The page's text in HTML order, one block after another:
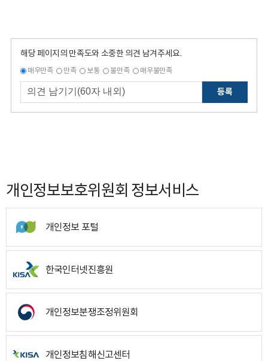
해당 페이지의 만족도와 소중한 의견 남겨주세요.
매우만족 만족 보통 불만족 매우불만족
등록
개인정보보호위원회 정보서비스
개인정보 포털
한국인터넷진흥원
개인정보분쟁조정위원회
개인정보침해신고센터